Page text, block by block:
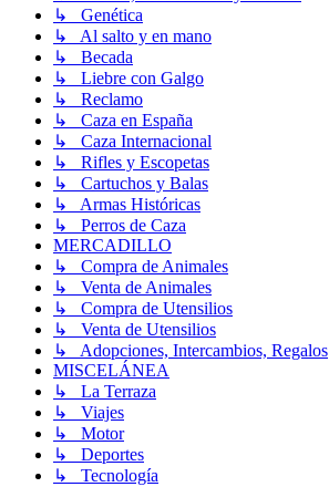
↳ Genética
↳ Al salto y en mano
↳ Becada
↳ Liebre con Galgo
↳ Reclamo
↳ Caza en España
↳ Caza Internacional
↳ Rifles y Escopetas
↳ Cartuchos y Balas
↳ Armas Históricas
↳ Perros de Caza
MERCADILLO
↳ Compra de Animales
↳ Venta de Animales
↳ Compra de Utensilios
↳ Venta de Utensilios
↳ Adopciones, Intercambios, Regalos
MISCELÁNEA
↳ La Terraza
↳ Viajes
↳ Motor
↳ Deportes
↳ Tecnología